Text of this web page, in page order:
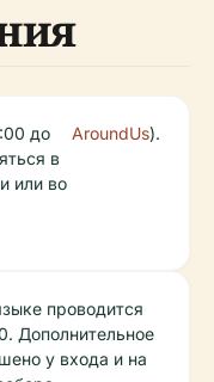
до
в
или во
AroundUs).
проводится
Дополнительное
у входа и на